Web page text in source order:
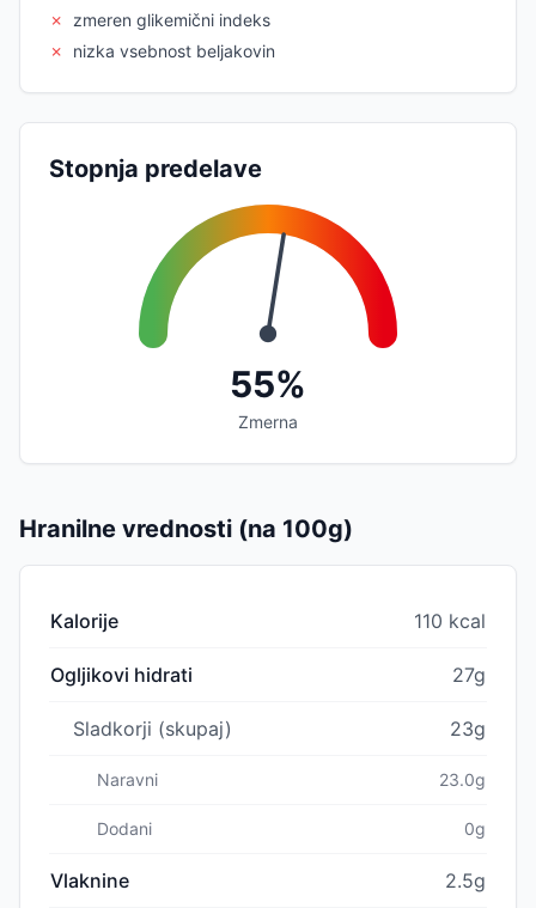
✗
zmeren glikemični indeks
✗
nizka vsebnost beljakovin
Stopnja predelave
55%
Zmerna
Hranilne vrednosti (na 100g)
Kalorije 110 kcal
Ogljikovi hidrati 27g
Sladkorji (skupaj) 23g
Naravni 23.0g
Dodani 0g
Vlaknine 2.5g